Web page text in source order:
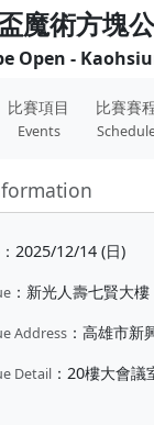
魔術方塊
Open -
比賽項目
Events
比賽賽
： 2025/12/14 (日)
： 新光人壽七賢大樓
Address ： 高雄市新
Detail ： 20樓大會議